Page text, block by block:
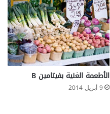
الأطعمة الغنية بفيتامين B
9 أبريل 2014